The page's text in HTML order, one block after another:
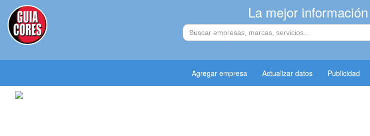
La mejor información
Agregar empresa Actualizar datos Publicidad